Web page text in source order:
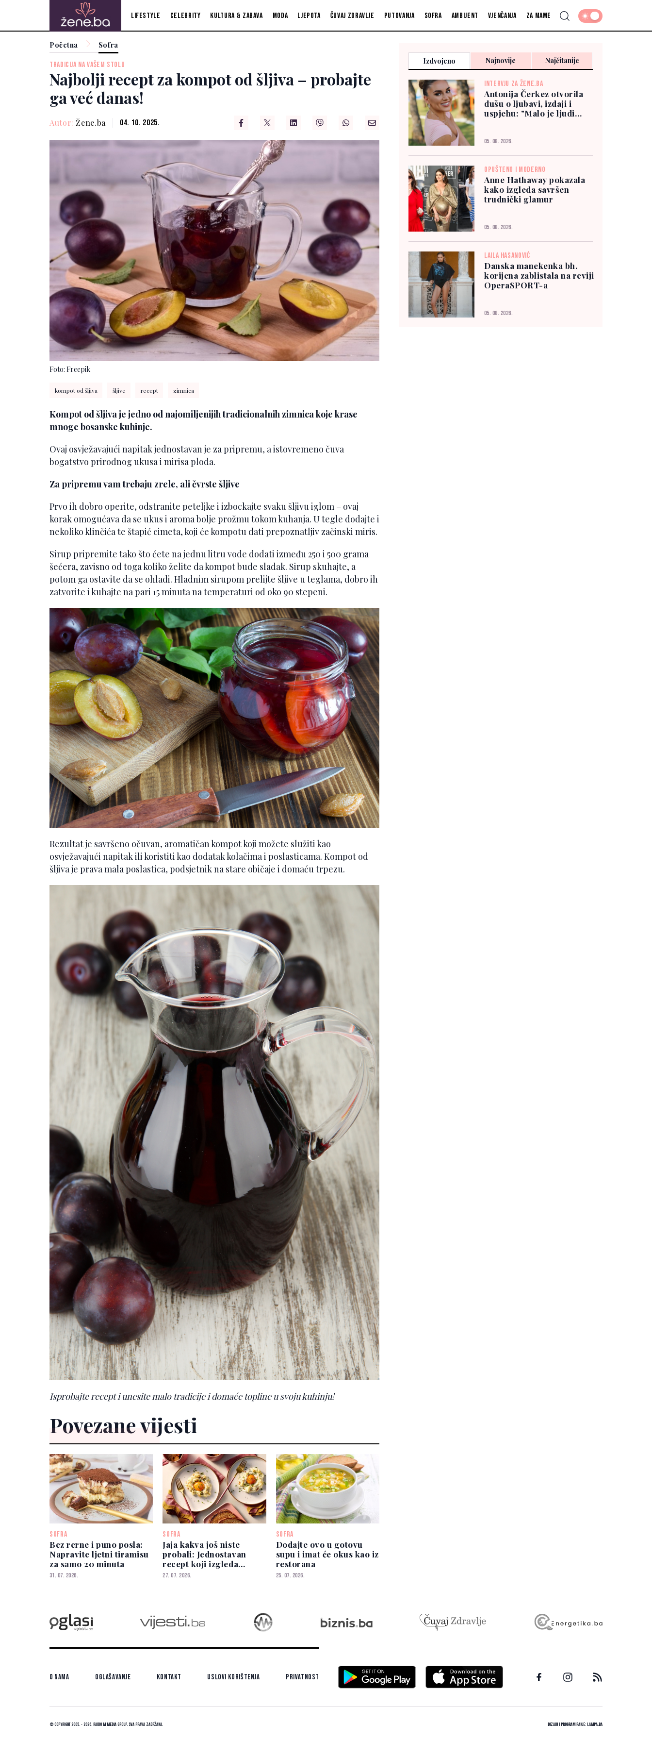
Lifestyle Celebrity Kultura & zabava Moda Ljepota Čuvaj zdravlje Putovanja Sofra Ambijent Vjenčanja Za mame
Početna Sofra
TRADICIJA NA VAŠEM STOLU
Najbolji recept za kompot od šljiva – probajte
ga već danas!
Autor: Žene.ba 04. 10. 2025.
Foto: Freepik
kompot od šljiva šljive recept zimnica
Kompot od šljiva je jedno od najomiljenijih tradicionalnih zimnica koje krase
mnoge bosanske kuhinje.
Ovaj osvježavajući napitak jednostavan je za pripremu, a istovremeno čuva
bogatstvo prirodnog ukusa i mirisa ploda.
Za pripremu vam trebaju zrele, ali čvrste šljive
Prvo ih dobro operite, odstranite peteljke i izbockajte svaku šljivu iglom – ovaj
korak omogućava da se ukus i aroma bolje prožmu tokom kuhanja. U tegle dodajte i
nekoliko klinčića te štapić cimeta, koji će kompotu dati prepoznatljiv začinski miris.
Sirup pripremite tako što ćete na jednu litru vode dodati između 250 i 500 grama
šećera, zavisno od toga koliko želite da kompot bude sladak. Sirup skuhajte, a
potom ga ostavite da se ohladi. Hladnim sirupom prelijte šljive u teglama, dobro ih
zatvorite i kuhajte na pari 15 minuta na temperaturi od oko 90 stepeni.
Rezultat je savršeno očuvan, aromatičan kompot koji možete služiti kao
osvježavajući napitak ili koristiti kao dodatak kolačima i poslasticama. Kompot od
šljiva je prava mala poslastica, podsjetnik na stare običaje i domaću trpezu.
Isprobajte recept i unesite malo tradicije i domaće topline u svoju kuhinju!
Povezane vijesti
SOFRA
Bez rerne i puno posla:
Napravite ljetni tiramisu
za samo 20 minuta
31. 07. 2026.
SOFRA
Jaja kakva još niste
probali: Jednostavan
recept koji izgleda
spektakularno
27. 07. 2026.
SOFRA
Dodajte ovo u gotovu
supu i imat će okus kao iz
restorana
25. 07. 2026.
Izdvojeno Najnovije Najčitanije
INTERVJU ZA ŽENE.BA
Antonija Čerkez otvorila
dušu o ljubavi, izdaji i
uspjehu: "Malo je ljudi
05. 08. 2026.
OPUŠTENO I MODERNO
Anne Hathaway pokazala
kako izgleda savršen
trudnički glamur
05. 08. 2026.
LAILA HASANOVIĆ
Danska manekenka bh.
korijena zablistala na reviji
OperaSPORT-a
05. 08. 2026.
O nama Oglašavanje Kontakt Uslovi korištenja Privatnost
© Copyright 2005. - 2026. Radio M Media Group.Sva prava zadržana. Dizajn i programiranje:Lampa.ba